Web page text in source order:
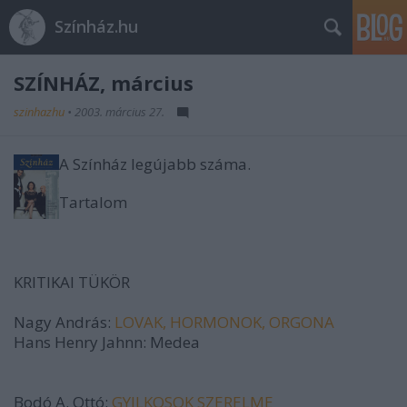
Színház.hu
SZÍNHÁZ, március
szinhazhu • 2003. március 27.
A Színház legújabb száma.
Tartalom
KRITIKAI TÜKÖR
Nagy András: LOVAK, HORMONOK, ORGONA
Hans Henry Jahnn: Medea
Bodó A. Ottó: GYILKOSOK SZERELME